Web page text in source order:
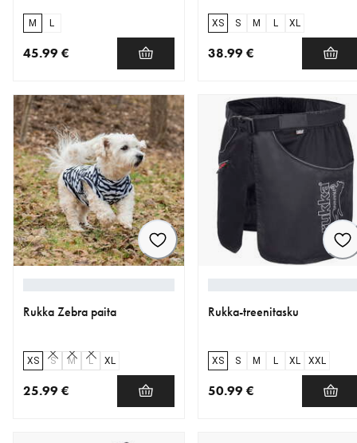
M L
45.99 €
XS S M L XL
38.99 €
Rukka Zebra paita
XS S M L XL
25.99 €
Rukka-treenitasku
XS S M L XL XXL
50.99 €